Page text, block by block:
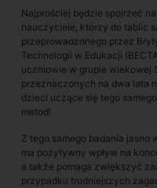
Najprościej będzie spojrzeć
nauczyciele, którzy do tablic
przeprowadzonego przez
Technologii w Edukacji
uczniowie w grupie wiekowej
przeznaczonych na dwa lata
dzieci uczące się tego
metod!
Z tego samego badania
ma pozytywny wpływ na
a także pomaga zwiększyć
przypadku trudniejszych